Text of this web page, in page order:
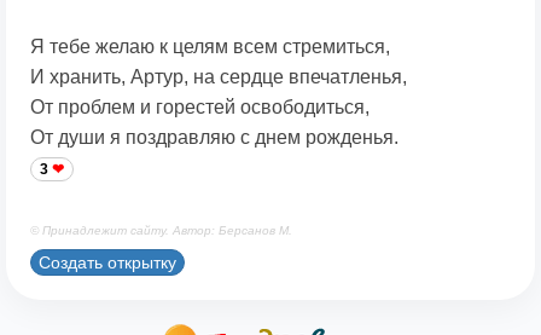
Я тебе желаю к целям всем стремиться,
И хранить, Артур, на сердце впечатленья,
От проблем и горестей освободиться,
От души я поздравляю с днем рожденья.
3
© Принадлежит сайту. Автор: Берсанов М.
Создать открытку